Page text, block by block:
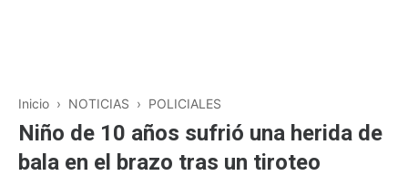
Inicio › NOTICIAS › POLICIALES
Niño de 10 años sufrió una herida de
bala en el brazo tras un tiroteo